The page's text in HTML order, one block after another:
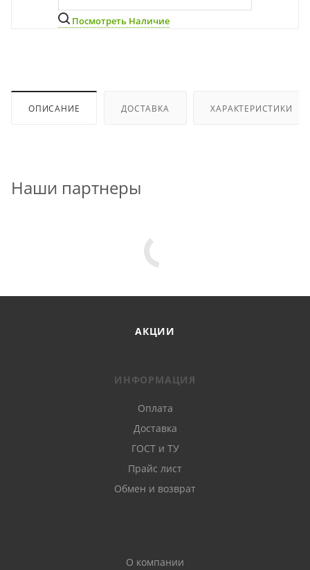
Посмотреть Наличие
ОПИСАНИЕ ДОСТАВКА ХАРАКТЕРИСТИКИ
Наши партнеры
АКЦИИ
ИНФОРМАЦИЯ
Оплата
Доставка
ГОСТ и ТУ
Прайс лист
Обмен и возврат
О компании